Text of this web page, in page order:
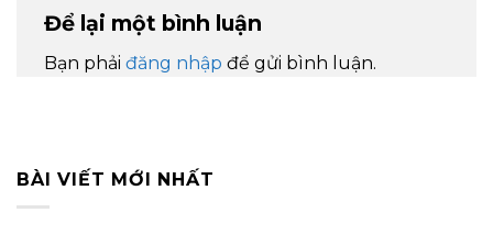
Để lại một bình luận
Bạn phải đăng nhập để gửi bình luận.
BÀI VIẾT MỚI NHẤT